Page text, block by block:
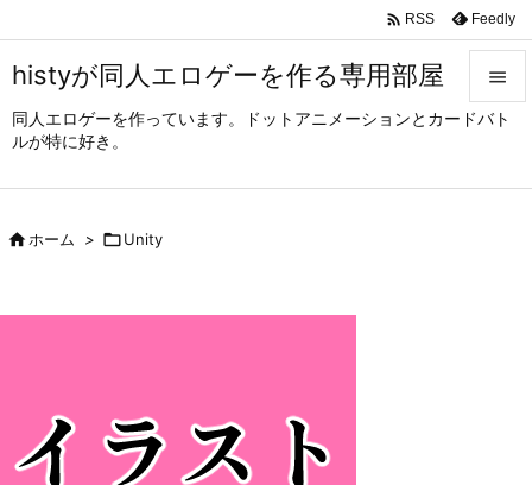
histyが同人エロゲーを作る専用部屋
同人エロゲーを作っています。ドットアニメーションとカードバト
ルが特に好き。



 RSS Feedly
ホーム > Unity